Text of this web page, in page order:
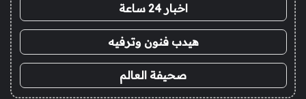
اخبار 24 ساعة
هيدب فنون وترفيه
صحيفة العالم